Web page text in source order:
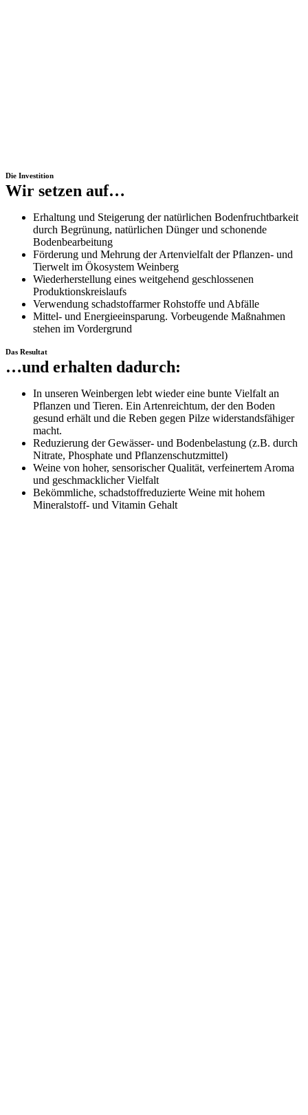
Die Investition
Wir setzen auf…
Erhaltung und Steigerung der natürlichen Bodenfruchtbarkeit
durch Begrünung, natürlichen Dünger und schonende
Bodenbearbeitung
Förderung und Mehrung der Artenvielfalt der Pflanzen- und
Tierwelt im Ökosystem Weinberg
Wiederherstellung eines weitgehend geschlossenen
Produktionskreislaufs
Verwendung schadstoffarmer Rohstoffe und Abfälle
Mittel- und Energieeinsparung. Vorbeugende Maßnahmen
stehen im Vordergrund
Das Resultat
…und erhalten dadurch:
In unseren Weinbergen lebt wieder eine bunte Vielfalt an
Pflanzen und Tieren. Ein Artenreichtum, der den Boden
gesund erhält und die Reben gegen Pilze widerstandsfähiger
macht.
Reduzierung der Gewässer- und Bodenbelastung (z.B. durch
Nitrate, Phosphate und Pflanzenschutzmittel)
Weine von hoher, sensorischer Qualität, verfeinertem Aroma
und geschmacklicher Vielfalt
Bekömmliche, schadstoffreduzierte Weine mit hohem
Mineralstoff- und Vitamin Gehalt